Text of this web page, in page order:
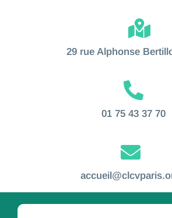

29 rue Alphonse

01 75 43 37 70
